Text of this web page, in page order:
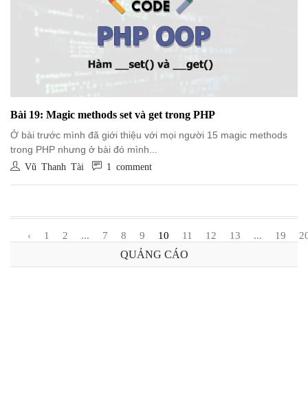
Bài 19: Magic methods set và get trong PHP
Ở bài trước mình đã giới thiệu với mọi người 15 magic methods
trong PHP nhưng ở bài đó mình...
Vũ Thanh Tài 1 comment
‹ 1 2 ... 7 8 9 10 11 12 13 ... 19
QUẢNG CÁO